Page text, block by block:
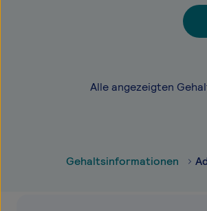
Alle angezeigten
Gehaltsinformationen